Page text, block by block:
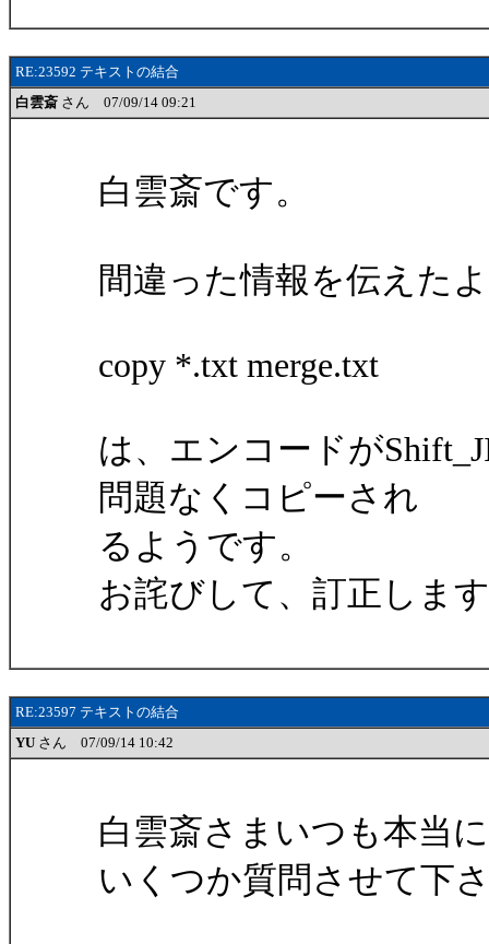
RE:23592 テキストの結合
白雲斎 さん 07/09/14 09:21
白雲斎です。
間違った情報を伝えた
copy *.txt merge.txt
は、エンコードが
問題なくコピーされ
るようです。
お詫びして、訂正しま
RE:23597 テキストの結合
YU さん 07/09/14 10:42
白雲斎さまいつも本当
いくつか質問させて下